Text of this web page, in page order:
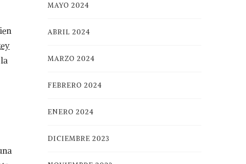
MAYO 2024
ABRIL 2024
MARZO 2024
FEBRERO 2024
ENERO 2024
DICIEMBRE 2023